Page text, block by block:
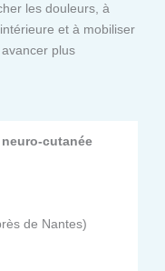
les douleurs, à
et à mobiliser
plus
cutanée
de Nantes)